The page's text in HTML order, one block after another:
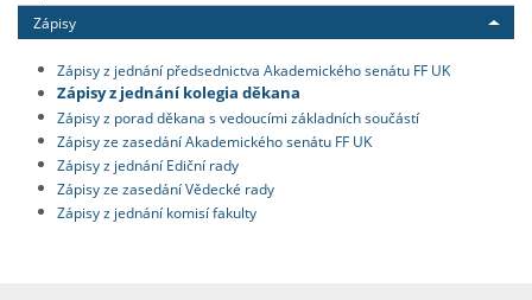
Zápisy
Zápisy z jednání předsednictva Akademického senátu FF UK
Zápisy z jednání kolegia děkana
Zápisy z porad děkana s vedoucími základních součástí
Zápisy ze zasedání Akademického senátu FF UK
Zápisy z jednání Ediční rady
Zápisy ze zasedání Vědecké rady
Zápisy z jednání komisí fakulty